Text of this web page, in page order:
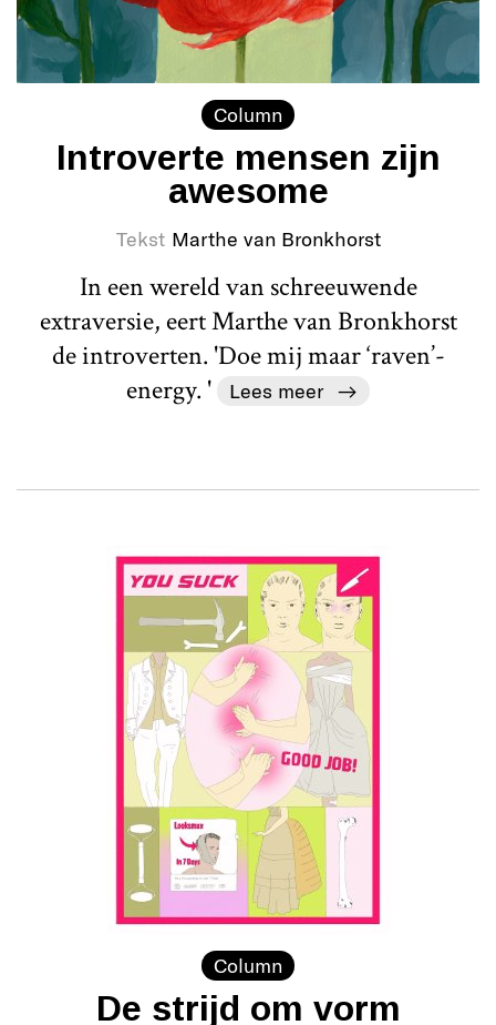
Column
Introverte mensen zijn
awesome
Tekst Marthe van Bronkhorst
In een wereld van schreeuwende
extraversie, eert Marthe van Bronkhorst
de introverten. 'Doe mij maar ‘raven’-
energy. '
Lees meer
Column
De strijd om vorm